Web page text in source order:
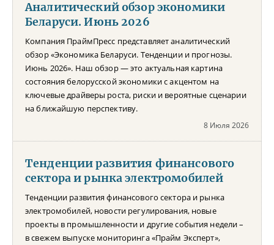
Аналитический обзор экономики
Беларуси. Июнь 2026
Компания ПраймПресс представляет аналитический
обзор «Экономика Беларуси. Тенденции и прогнозы.
Июнь 2026». Наш обзор — это актуальная картина
состояния белорусской экономики с акцентом на
ключевые драйверы роста, риски и вероятные сценарии
на ближайшую перспективу.
8 Июля 2026
Тенденции развития финансового
сектора и рынка электромобилей
Тенденции развития финансового сектора и рынка
электромобилей, новости регулирования, новые
проекты в промышленности и другие события недели –
в свежем выпуске мониторинга «Прайм Эксперт»,